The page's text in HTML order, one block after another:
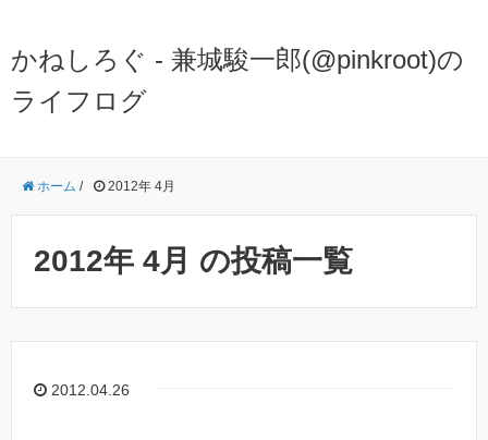
かねしろぐ - 兼城駿一郎(@pinkroot)の
ライフログ
ホーム / 2012年 4月
2012年 4月 の投稿一覧
2012.04.26